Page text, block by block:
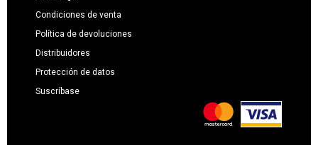
Condiciones de venta
Política de devoluciones
Distribuidores
Protección de datos
Suscríbase